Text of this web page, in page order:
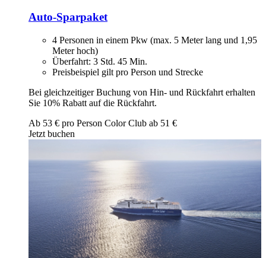
Auto-Sparpaket
4 Personen in einem Pkw (max. 5 Meter lang und 1,95
Meter hoch)
Überfahrt: 3 Std. 45 Min.
Preisbeispiel gilt pro Person und Strecke
Bei gleichzeitiger Buchung von Hin- und Rückfahrt erhalten
Sie 10% Rabatt auf die Rückfahrt.
Ab 53 € pro Person Color Club ab 51 €
Jetzt buchen